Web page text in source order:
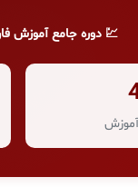
💹 دوره جامع آموزش